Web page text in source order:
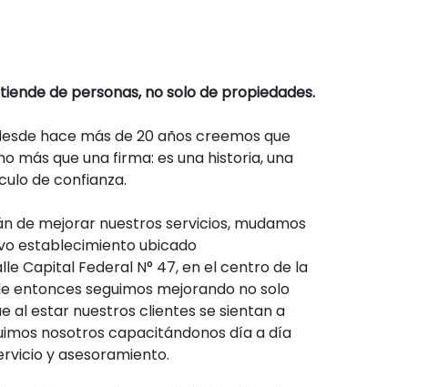
de personas, no solo de propiedades.
hace más de 20 años creemos que
más que una firma: es una historia, una
de confianza.
de mejorar nuestros servicios, mudamos
establecimiento ubicado
Capital Federal N° 47, en el centro de la
entonces seguimos mejorando no solo
al estar nuestros clientes se sientan a
nosotros capacitándonos día a día
y asesoramiento.